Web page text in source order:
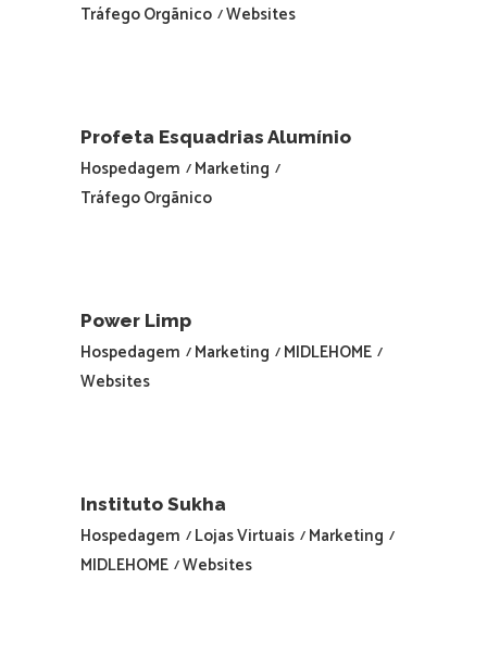
Tráfego Orgãnico Websites
Profeta Esquadrias Alumínio
Hospedagem Marketing
Tráfego Orgãnico
Power Limp
Hospedagem Marketing MIDLEHOME
Websites
Instituto Sukha
Hospedagem Lojas Virtuais Marketing
MIDLEHOME Websites